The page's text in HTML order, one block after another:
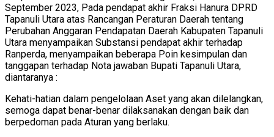
September 2023, Pada pendapat akhir Fraksi Hanura DPRD
Tapanuli Utara atas Rancangan Peraturan Daerah tentang
Perubahan Anggaran Pendapatan Daerah Kabupaten Tapanuli
Utara menyampaikan Substansi pendapat akhir terhadap
Ranperda, menyampaikan beberapa Poin kesimpulan dan
tanggapan terhadap Nota jawaban Bupati Tapanuli Utara,
diantaranya :
Kehati-hatian dalam pengelolaan Aset yang akan dilelangkan,
semoga dapat benar-benar dilaksanakan dengan baik dan
berpedoman pada Aturan yang berlaku.